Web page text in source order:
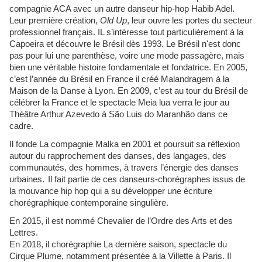
compagnie ACA avec un autre danseur hip-hop Habib Adel.
Leur première création, Old Up, leur ouvre les portes du secteur
professionnel français. IL s’intéresse tout particulièrement à la
Capoeira et découvre le Brésil dès 1993. Le Brésil n'est donc
pas pour lui une parenthèse, voire une mode passagère, mais
bien une véritable histoire fondamentale et fondatrice. En 2005,
c’est l’année du Brésil en France il créé Malandragem à la
Maison de la Danse à Lyon. En 2009, c’est au tour du Brésil de
célébrer la France et le spectacle Meia lua verra le jour au
Théâtre Arthur Azevedo à São Luis do Maranhão dans ce
cadre.
Il fonde La compagnie Malka en 2001 et poursuit sa réflexion
autour du rapprochement des danses, des langages, des
communautés, des hommes, à travers l’énergie des danses
urbaines.
Il fait partie de ces danseurs-chorégraphes issus de
la mouvance hip hop qui a su développer une écriture
chorégraphique contemporaine singulière.
En 2015, il est nommé Chevalier de l’Ordre des Arts et des
Lettres.
En 2018, il chorégraphie La dernière saison, spectacle du
Cirque Plume, notamment présentée à la Villette à Paris. Il